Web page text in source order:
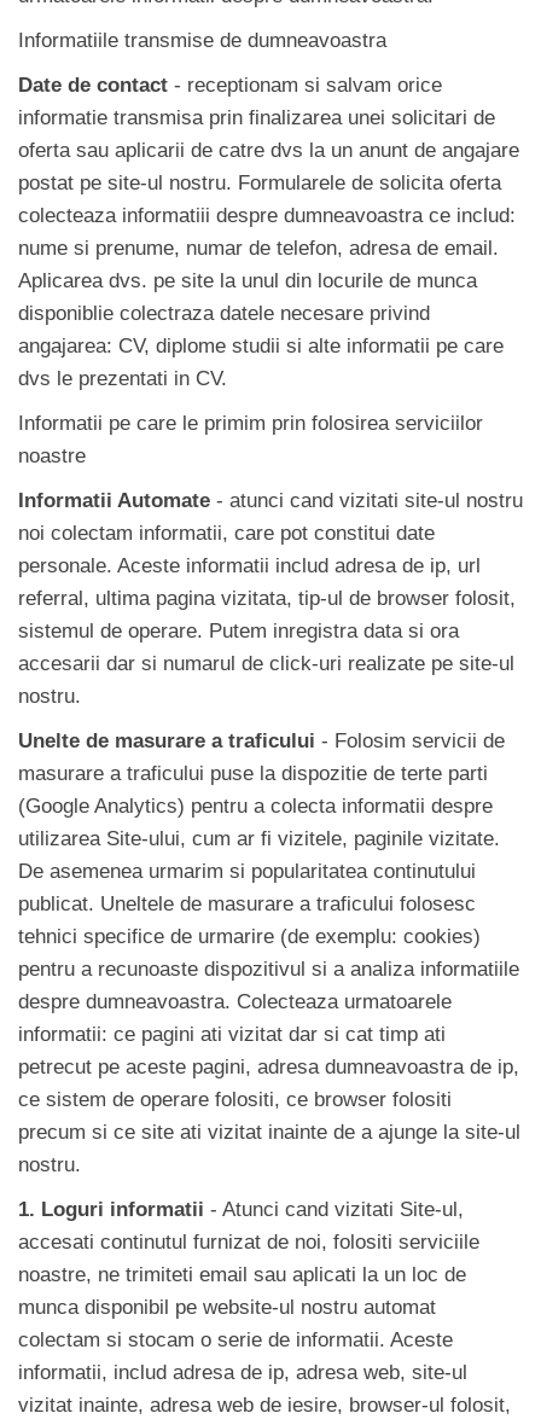
Informatiile transmise de dumneavoastra
Date de contact - receptionam si salvam orice
informatie transmisa prin finalizarea unei solicitari de
oferta sau aplicarii de catre dvs la un anunt de angajare
postat pe site-ul nostru. Formularele de solicita oferta
colecteaza informatiii despre dumneavoastra ce includ:
nume si prenume, numar de telefon, adresa de email.
Aplicarea dvs. pe site la unul din locurile de munca
disponiblie colectraza datele necesare privind
angajarea: CV, diplome studii si alte informatii pe care
dvs le prezentati in CV.
Informatii pe care le primim prin folosirea serviciilor
noastre
Informatii Automate - atunci cand vizitati site-ul nostru
noi colectam informatii, care pot constitui date
personale. Aceste informatii includ adresa de ip, url
referral, ultima pagina vizitata, tip-ul de browser folosit,
sistemul de operare. Putem inregistra data si ora
accesarii dar si numarul de click-uri realizate pe site-ul
nostru.
Unelte de masurare a traficului - Folosim servicii de
masurare a traficului puse la dispozitie de terte parti
(Google Analytics) pentru a colecta informatii despre
utilizarea Site-ului, cum ar fi vizitele, paginile vizitate.
De asemenea urmarim si popularitatea continutului
publicat. Uneltele de masurare a traficului folosesc
tehnici specifice de urmarire (de exemplu: cookies)
pentru a recunoaste dispozitivul si a analiza informatiile
despre dumneavoastra. Colecteaza urmatoarele
informatii: ce pagini ati vizitat dar si cat timp ati
petrecut pe aceste pagini, adresa dumneavoastra de ip,
ce sistem de operare folositi, ce browser folositi
precum si ce site ati vizitat inainte de a ajunge la site-ul
nostru.
1. Loguri informatii - Atunci cand vizitati Site-ul,
accesati continutul furnizat de noi, folositi serviciile
noastre, ne trimiteti email sau aplicati la un loc de
munca disponibil pe website-ul nostru automat
colectam si stocam o serie de informatii. Aceste
informatii, includ adresa de ip, adresa web, site-ul
vizitat inainte, adresa web de iesire, browser-ul folosit,